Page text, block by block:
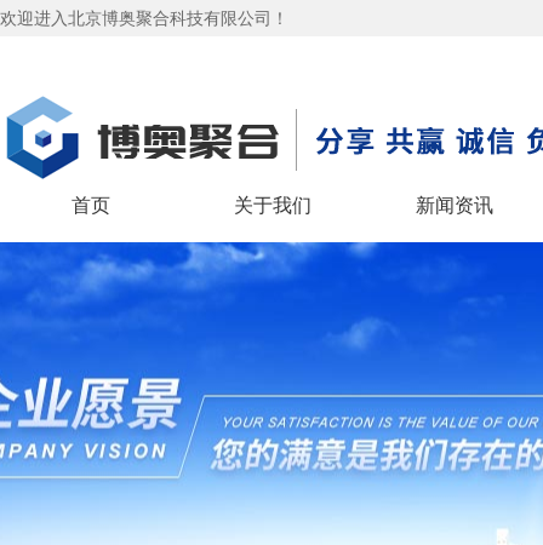
欢迎进入北京博奥聚合科技有限公司！
首页 关于我们 新闻资讯